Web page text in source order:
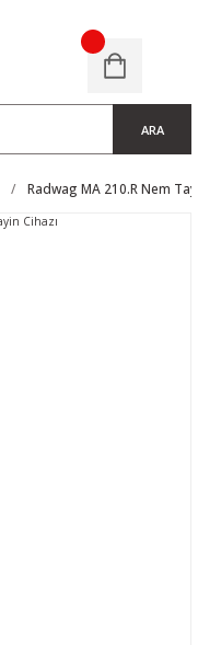
ARA
Radwag MA 210.R Nem